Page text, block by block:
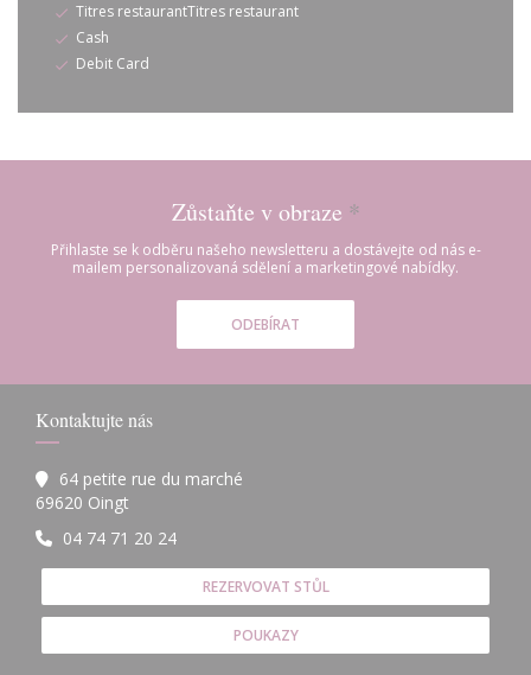
Titres restaurantTitres restaurant
Cash
Debit Card
Zůstaňte v obraze *
Přihlaste se k odběru našeho newsletteru a dostávejte od nás e-
mailem personalizovaná sdělení a marketingové nabídky.
ODEBÍRAT
Kontaktujte nás
64 petite rue du marché
69620 Oingt
04 74 71 20 24
REZERVOVAT STŮL
POUKAZY